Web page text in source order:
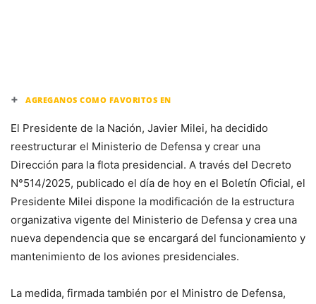
+ AGREGANOS COMO FAVORITOS EN
El Presidente de la Nación, Javier Milei, ha decidido
reestructurar el Ministerio de Defensa y crear una
Dirección para la flota presidencial. A través del Decreto
N°514/2025, publicado el día de hoy en el Boletín Oficial, el
Presidente Milei dispone la modificación de la estructura
organizativa vigente del Ministerio de Defensa y crea una
nueva dependencia que se encargará del funcionamiento y
mantenimiento de los aviones presidenciales.
La medida, firmada también por el Ministro de Defensa,